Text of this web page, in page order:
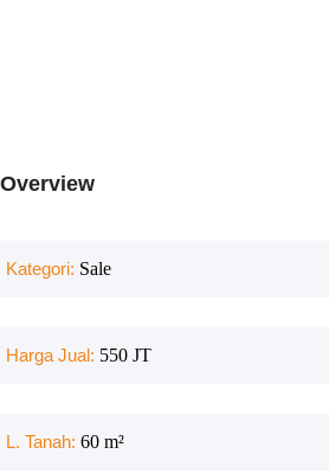
Overview
Kategori: Sale
Harga Jual: 550 JT
L. Tanah: 60 m²